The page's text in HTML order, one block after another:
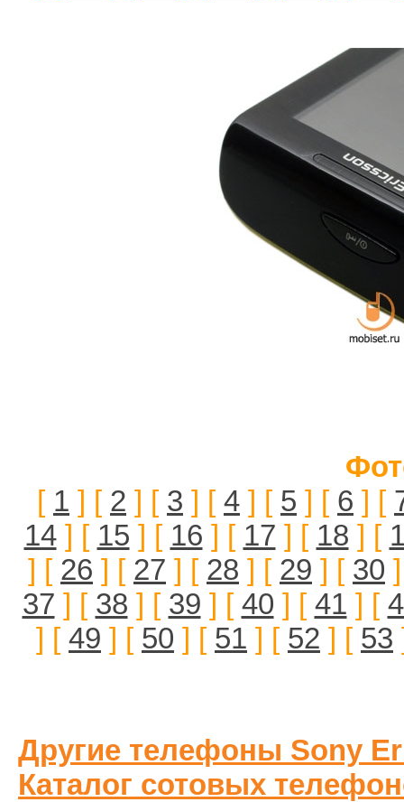
[ 1 ] [ 2 ] [ 3 ] [ 4 ] [ 5 ] [ 6 ] [
14] [ 15 ] [ 16 ] [ 17 ] [ 18 ] [
] [ 26 ] [ 27 ] [ 28 ] [ 29 ] [ 30
37 ] [ 38 ] [ 39 ] [ 40 ] [ 41 ] [
] [ 49 ] [ 50 ] [ 51 ] [ 52 ] [ 53
Другие телефоны Sony
Каталог сотовых